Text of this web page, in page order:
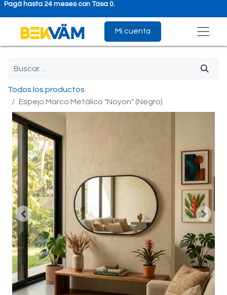
Pagá hasta 24 meses con Tasa 0.
Mi cuenta
Todos los productos
Espejo Marco Metálico "Noyon" (Negro)